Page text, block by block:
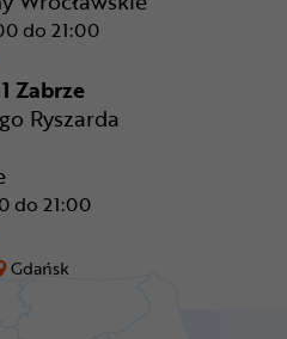
Gdańsk
do 21:00
Wrocław - CH Aleja
Zabrze
Ryszarda
do 21:00
Zabrze - M1 Zabrze